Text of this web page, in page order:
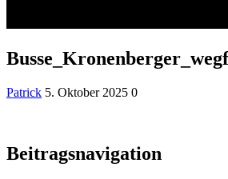
Patrick 5. Oktober 2025 0
Beitragsnavigation